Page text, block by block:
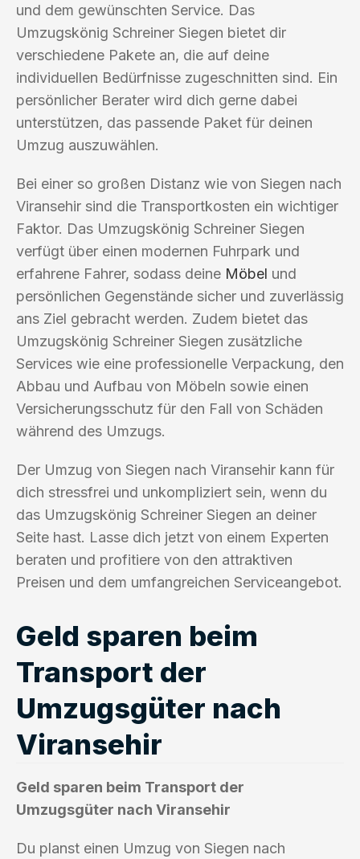
und dem gewünschten Service. Das
Umzugskönig Schreiner Siegen bietet dir
verschiedene Pakete an, die auf deine
individuellen Bedürfnisse zugeschnitten sind. Ein
persönlicher Berater wird dich gerne dabei
unterstützen, das passende Paket für deinen
Umzug auszuwählen.
Bei einer so großen Distanz wie von Siegen nach
Viransehir sind die Transportkosten ein wichtiger
Faktor. Das Umzugskönig Schreiner Siegen
verfügt über einen modernen Fuhrpark und
erfahrene Fahrer, sodass deine Möbel und
persönlichen Gegenstände sicher und zuverlässig
ans Ziel gebracht werden. Zudem bietet das
Umzugskönig Schreiner Siegen zusätzliche
Services wie eine professionelle Verpackung, den
Abbau und Aufbau von Möbeln sowie einen
Versicherungsschutz für den Fall von Schäden
während des Umzugs.
Der Umzug von Siegen nach Viransehir kann für
dich stressfrei und unkompliziert sein, wenn du
das Umzugskönig Schreiner Siegen an deiner
Seite hast. Lasse dich jetzt von einem Experten
beraten und profitiere von den attraktiven
Preisen und dem umfangreichen Serviceangebot.
Geld sparen beim
Transport der
Umzugsgüter nach
Viransehir
Geld sparen beim Transport der
Umzugsgüter nach Viransehir
Du planst einen Umzug von Siegen nach